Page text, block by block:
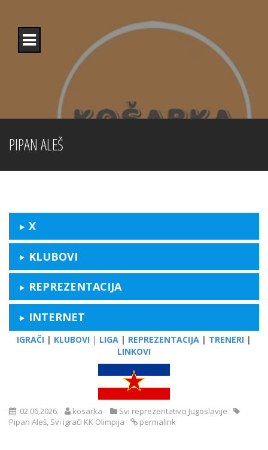
content
PIPAN ALEŠ
X
KLUBOVI
REPREZENTACIJA
INTERNET
IGRAČI | KLUBOVI | LIGA | REPREZENTACIJA | TRENERI |
LINKOVI
02.06.2026. kosarka
Svi reprezentativci Jugoslavije
Pipan Aleš, Svi igrači KK Olimpija permalink